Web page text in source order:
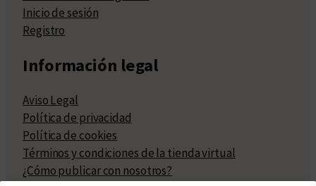
Inicio de sesión
Registro
Información legal
Aviso Legal
Política de privacidad
Política de cookies
Términos y condiciones de la tienda virtual
¿Cómo publicar con nosotros?